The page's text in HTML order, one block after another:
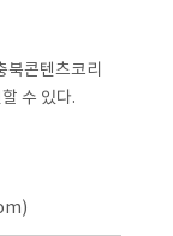
북콘텐츠코리
수 있다.